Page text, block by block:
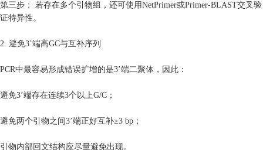
第三步： 若存在多个引物组，还可使用NetPrimer或Primer-BLAST交叉验
证特异性。
2. 避免3’端高GC与互补序列
PCR中最容易形成错误扩增的是3’端二聚体，因此：
避免3’端存在连续3个以上G/C；
避免两个引物之间3’端正好互补≥3 bp；
引物内部回文结构应尽量避免出现。